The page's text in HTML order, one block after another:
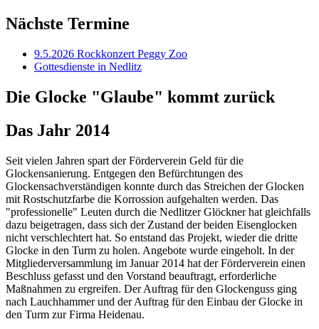
Nächste Termine
9.5.2026 Rockkonzert Peggy Zoo
Gottesdienste in Nedlitz
Die Glocke "Glaube" kommt zurück
Das Jahr 2014
Seit vielen Jahren spart der Förderverein Geld für die
Glockensanierung. Entgegen den Befürchtungen des
Glockensachverständigen konnte durch das Streichen der Glocken
mit Rostschutzfarbe die Korrossion aufgehalten werden. Das
"professionelle" Leuten durch die Nedlitzer Glöckner hat gleichfalls
dazu beigetragen, dass sich der Zustand der beiden Eisenglocken
nicht verschlechtert hat. So entstand das Projekt, wieder die dritte
Glocke in den Turm zu holen. Angebote wurde eingeholt. In der
Mitgliederversammlung im Januar 2014 hat der Förderverein einen
Beschluss gefasst und den Vorstand beauftragt, erforderliche
Maßnahmen zu ergreifen. Der Auftrag für den Glockenguss ging
nach Lauchhammer und der Auftrag für den Einbau der Glocke in
den Turm zur Firma Heidenau.